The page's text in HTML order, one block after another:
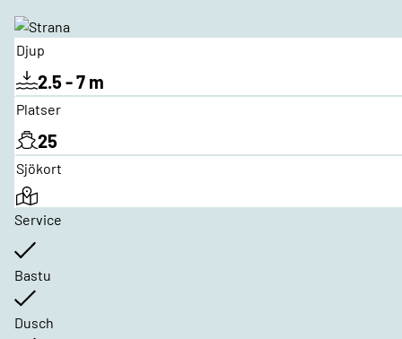
Djup
2.5 - 7 m
Platser
25
Sjökort
Service
Bastu
Dusch